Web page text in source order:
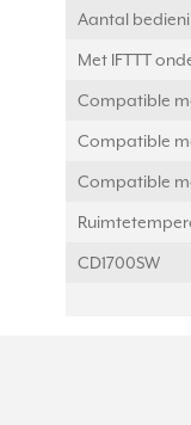
Aantal
Met IFTTT
Compatible
Compatible
Compatible
CD1700SW